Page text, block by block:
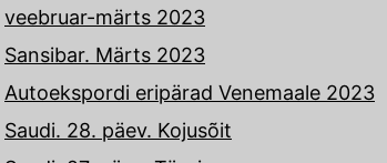
veebruar-märts 2023
Sansibar. Märts 2023
Autoekspordi eripärad Venemaale 2023
Saudi. 28. päev. Kojusõit